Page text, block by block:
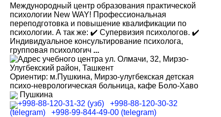
Междунородный центр образования практической
психологии New WAY! Профессиональная
переподготовка и повышение квалификации по
психологии. А так же: ✔️ Супервизия психологов. ✔️
Индивидуальное консультирование психолога,
групповая психологич ...
ул. Олмачи, 32, Мирзо-
Улугбекский район, Ташкент
Ориентир: м.Пушкина, Мирзо-улугбекская детская
психо-неврологическая больница, кафе Боло-Хаво
Пушкина
+998-88-120-31-32 (узб)
+998-88-120-30-32
(telegram)
+998-99-844-49-00 (telegram)